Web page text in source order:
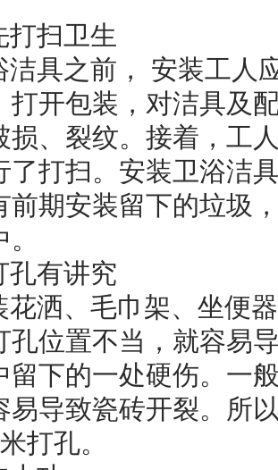
打扫卫生
洁具之前， 安装工人
打开包装，对洁具及
损、裂纹。接着，工
了打扫。安装卫浴洁
前期安装留下的垃圾
孔有讲究
花洒、毛巾架、坐便
孔位置不当，就容易
下的一处硬伤。 一
易导致瓷砖开裂。所
打孔。